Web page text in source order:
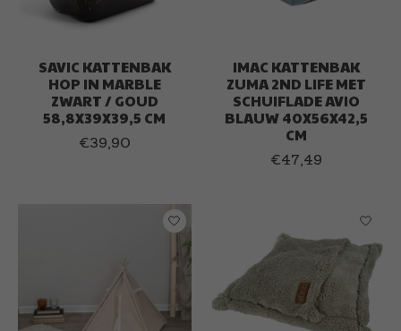
SAVIC KATTENBAK
HOP IN MARBLE
ZWART / GOUD
58,8X39X39,5 CM
€39,90
IMAC KATTENBAK
ZUMA 2ND LIFE MET
SCHUIFLADE AVIO
BLAUW 40X56X42,5
CM
€47,49